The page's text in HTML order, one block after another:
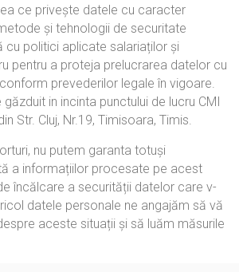
ce privește datele cu caracter
și tehnologii de securitate
cu politici aplicate salariaților și
pentru a proteja prelucrarea datelor cu
prevederilor legale în vigoare.
in incinta punctului de lucru CMI
Str. Cluj, Nr.19, Timisoara, Timis.
nu putem garanta totuși
a informațiilor procesate pe acest
încălcare a securității datelor care v-
datele personale ne angajăm să vă
aceste situații și să luăm măsurile